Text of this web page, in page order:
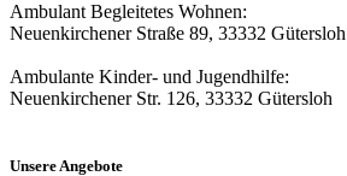
Ambulant Begleitetes Wohnen:
Neuenkirchener Straße 89, 33332 Gütersloh
Ambulante Kinder- und Jugendhilfe:
Neuenkirchener Str. 126, 33332 Gütersloh
Unsere Angebote